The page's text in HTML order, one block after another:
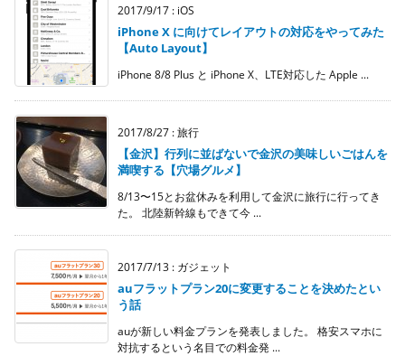
2017/9/17 : iOS
iPhone X に向けてレイアウトの対応をやってみた
【Auto Layout】
iPhone 8/8 Plus と iPhone X、LTE対応した Apple ...
2017/8/27 :旅行
【金沢】行列に並ばないで金沢の美味しいごはんを
満喫する【穴場グルメ】
8/13〜15とお盆休みを利用して金沢に旅行に行ってき
た。 北陸新幹線もできて今 ...
2017/7/13 : ガジェット
auフラットプラン20に変更することを決めたとい
う話
auが新しい料金プランを発表しました。 格安スマホに
対抗するという名目での料金発 ...